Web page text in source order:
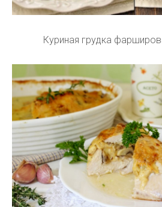
Куриная грудка